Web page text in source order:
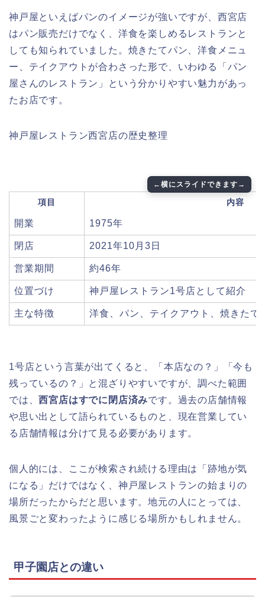
神戸屋といえばパンのイメージが強いですが、西宮店
はパン販売だけでなく、洋食を楽しめるレストランと
しても知られていました。焼きたてパン、洋食メニュ
ー、テイクアウトが合わさった形で、いわゆる「パン
屋さんのレストラン」という分かりやすい魅力があっ
たお店です。
神戸屋レストラン西宮店の歴史整理
項目 内容
開業 1975年
閉店 2021年10月3日
営業期間 約46年
位置づけ 神戸屋レストラン1号店として紹介
主な特徴 洋食、パン、テイクアウト、焼きたて
1号店という言葉が出てくると、「本店なの？」「今も
残っているの？」と混ざりやすいですが、調べた範囲
では、西宮店はすでに閉店済みです。過去の店舗情報
や思い出として語られているものと、現在営業してい
る店舗情報は分けて見る必要があります。
個人的には、ここが検索され続ける理由は「跡地が気
になる」だけではなく、神戸屋レストランの始まりの
場所だったからだと思います。地元の人にとっては、
風景ごと変わったように感じる場所かもしれません。
甲子園店との違い